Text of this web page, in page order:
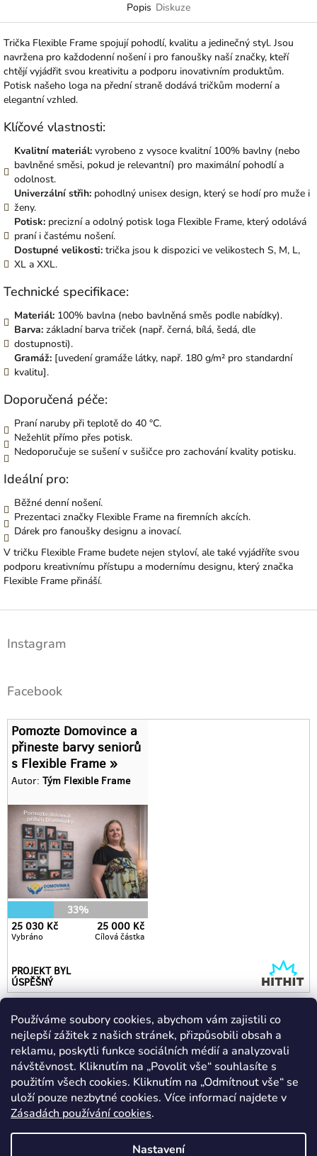
Používáme soubory cookies, abychom vám zajistili co
nejlepší zážitek z našich stránek, přizpůsobili obsah a
reklamu, poskytli funkce sociálních médií a analyzovali
návštěvnost. Kliknutím na „Povolit vše“ souhlasíte s
použitím všech cookies. Kliknutím na „Odmítnout vše“ se
uloží pouze nezbytné cookies. Více informací najdete v
Zásadách používání cookies.
Nastavení
Popis Diskuze
Trička Flexible Frame spojují pohodlí, kvalitu a jedinečný styl. Jsou
navržena pro každodenní nošení i pro fanoušky naší značky, kteří
chtějí vyjádřit svou kreativitu a podporu inovativním produktům.
Potisk našeho loga na přední straně dodává tričkům moderní a
elegantní vzhled.
Klíčové vlastnosti:
Kvalitní materiál: vyrobeno z vysoce kvalitní 100% bavlny (nebo
bavlněné směsi, pokud je relevantní) pro maximální pohodlí a
odolnost.
Univerzální střih: pohodlný unisex design, který se hodí pro muže i
ženy.
Potisk: precizní a odolný potisk loga Flexible Frame, který odolává
praní i častému nošení.
Dostupné velikosti: trička jsou k dispozici ve velikostech S, M, L,
XL a XXL.
Technické specifikace:
Materiál: 100% bavlna (nebo bavlněná směs podle nabídky).
Barva: základní barva triček (např. černá, bílá, šedá, dle
dostupnosti).
Gramáž: [uvedení gramáže látky, např. 180 g/m² pro standardní
kvalitu].
Doporučená péče:
Praní naruby při teplotě do 40 °C.
Nežehlit přímo přes potisk.
Nedoporučuje se sušení v sušičce pro zachování kvality potisku.
Ideální pro:
Běžné denní nošení.
Prezentaci značky Flexible Frame na firemních akcích.
Dárek pro fanoušky designu a inovací.
V tričku Flexible Frame budete nejen styloví, ale také vyjádříte svou
podporu kreativnímu přístupu a modernímu designu, který značka
Flexible Frame přináší.
Instagram
Facebook
Kontakt
shop@flexiblememories-e-shop.com
+420 723 827 162
facebook.com/flexibleframe